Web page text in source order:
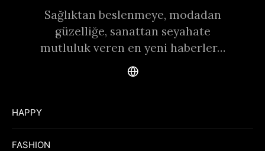
Sağlıktan beslenmeye, modadan
güzelliğe, sanattan seyahate
mutluluk veren en yeni haberler…
HAPPY
FASHION